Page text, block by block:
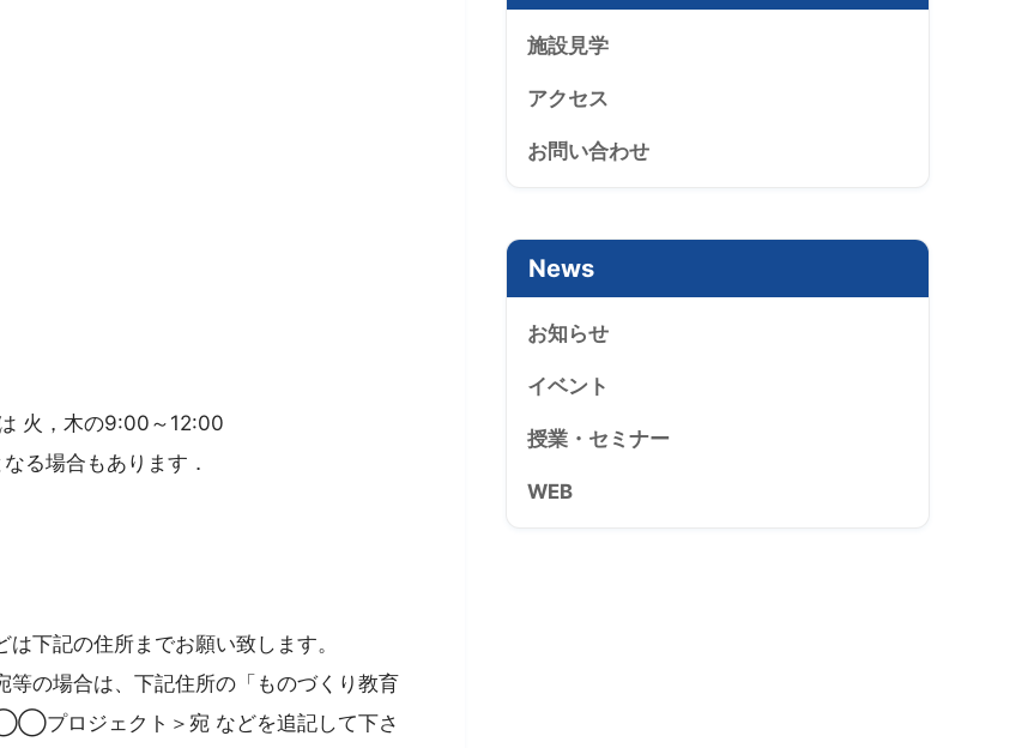
火，木の9:00～12:00
る場合もあります．
下記の住所までお願い致します。
の場合は、下記住所の「ものづくり教育
プロジェクト＞宛 などを追記して下さ
施設見学
アクセス
お問い合わせ
News
お知らせ
イベント
授業・セミナー
WEB